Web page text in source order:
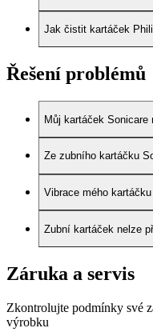
Jak čistit kartáček
Řešení problémů
Můj kartáček Sonicare
Ze zubního kartáčku
Vibrace mého
Zubní kartáček nelze
Záruka a servis
Zkontrolujte podmínky své
výrobku